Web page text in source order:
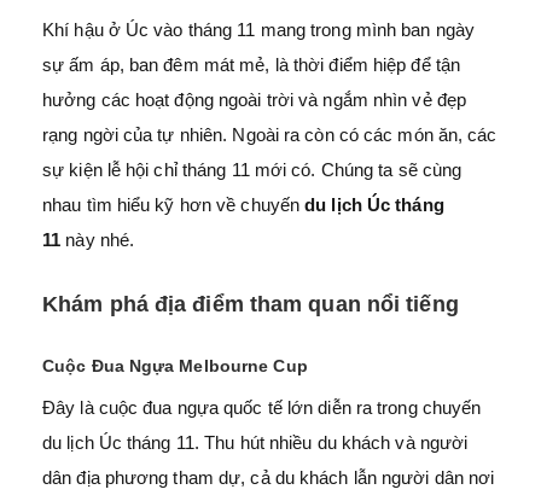
Khí hậu ở Úc vào tháng 11 mang trong mình ban ngày
sự ấm áp, ban đêm mát mẻ, là thời điểm hiệp để tận
hưởng các hoạt động ngoài trời và ngắm nhìn vẻ đẹp
rạng ngời của tự nhiên. Ngoài ra còn có các món ăn, các
sự kiện lễ hội chỉ tháng 11 mới có. Chúng ta sẽ cùng
nhau tìm hiểu kỹ hơn về chuyến du lịch Úc tháng
11 này nhé.
Khám phá địa điểm tham quan nổi tiếng
Cuộc Đua Ngựa Melbourne Cup
Đây là cuộc đua ngựa quốc tế lớn diễn ra trong chuyến
du lịch Úc tháng 11. Thu hút nhiều du khách và người
dân địa phương tham dự, cả du khách lẫn người dân nơi